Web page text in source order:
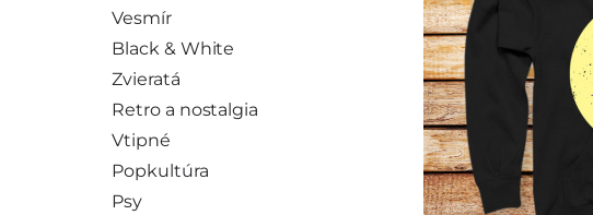
Vesmír
Black & White
Zvieratá
Retro a nostalgia
Vtipné
Popkultúra
Psy